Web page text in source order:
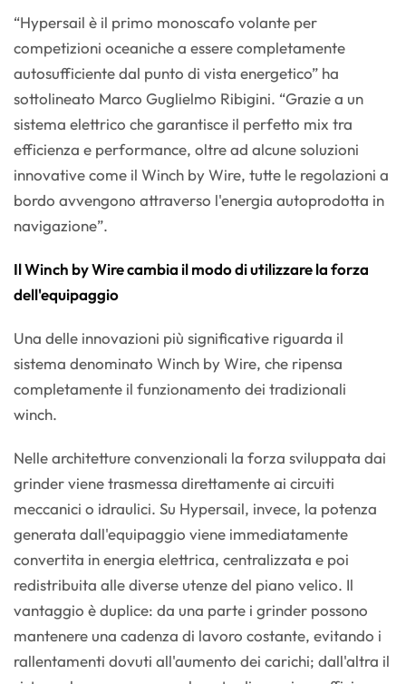
“Hypersail è il primo monoscafo volante per
competizioni oceaniche a essere completamente
autosufficiente dal punto di vista energetico” ha
sottolineato Marco Guglielmo Ribigini. “Grazie a un
sistema elettrico che garantisce il perfetto mix tra
efficienza e performance, oltre ad alcune soluzioni
innovative come il Winch by Wire, tutte le regolazioni a
bordo avvengono attraverso l'energia autoprodotta in
navigazione”.
Il Winch by Wire cambia il modo di utilizzare la forza
dell'equipaggio
Una delle innovazioni più significative riguarda il
sistema denominato Winch by Wire, che ripensa
completamente il funzionamento dei tradizionali
winch.
Nelle architetture convenzionali la forza sviluppata dai
grinder viene trasmessa direttamente ai circuiti
meccanici o idraulici. Su Hypersail, invece, la potenza
generata dall'equipaggio viene immediatamente
convertita in energia elettrica, centralizzata e poi
redistribuita alle diverse utenze del piano velico. Il
vantaggio è duplice: da una parte i grinder possono
mantenere una cadenza di lavoro costante, evitando i
rallentamenti dovuti all'aumento dei carichi; dall'altra il